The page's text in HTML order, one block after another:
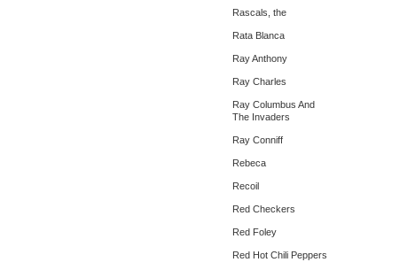
Rascals, the
Rata Blanca
Ray Anthony
Ray Charles
Ray Columbus And
The Invaders
Ray Conniff
Rebeca
Recoil
Red Checkers
Red Foley
Red Hot Chili Peppers